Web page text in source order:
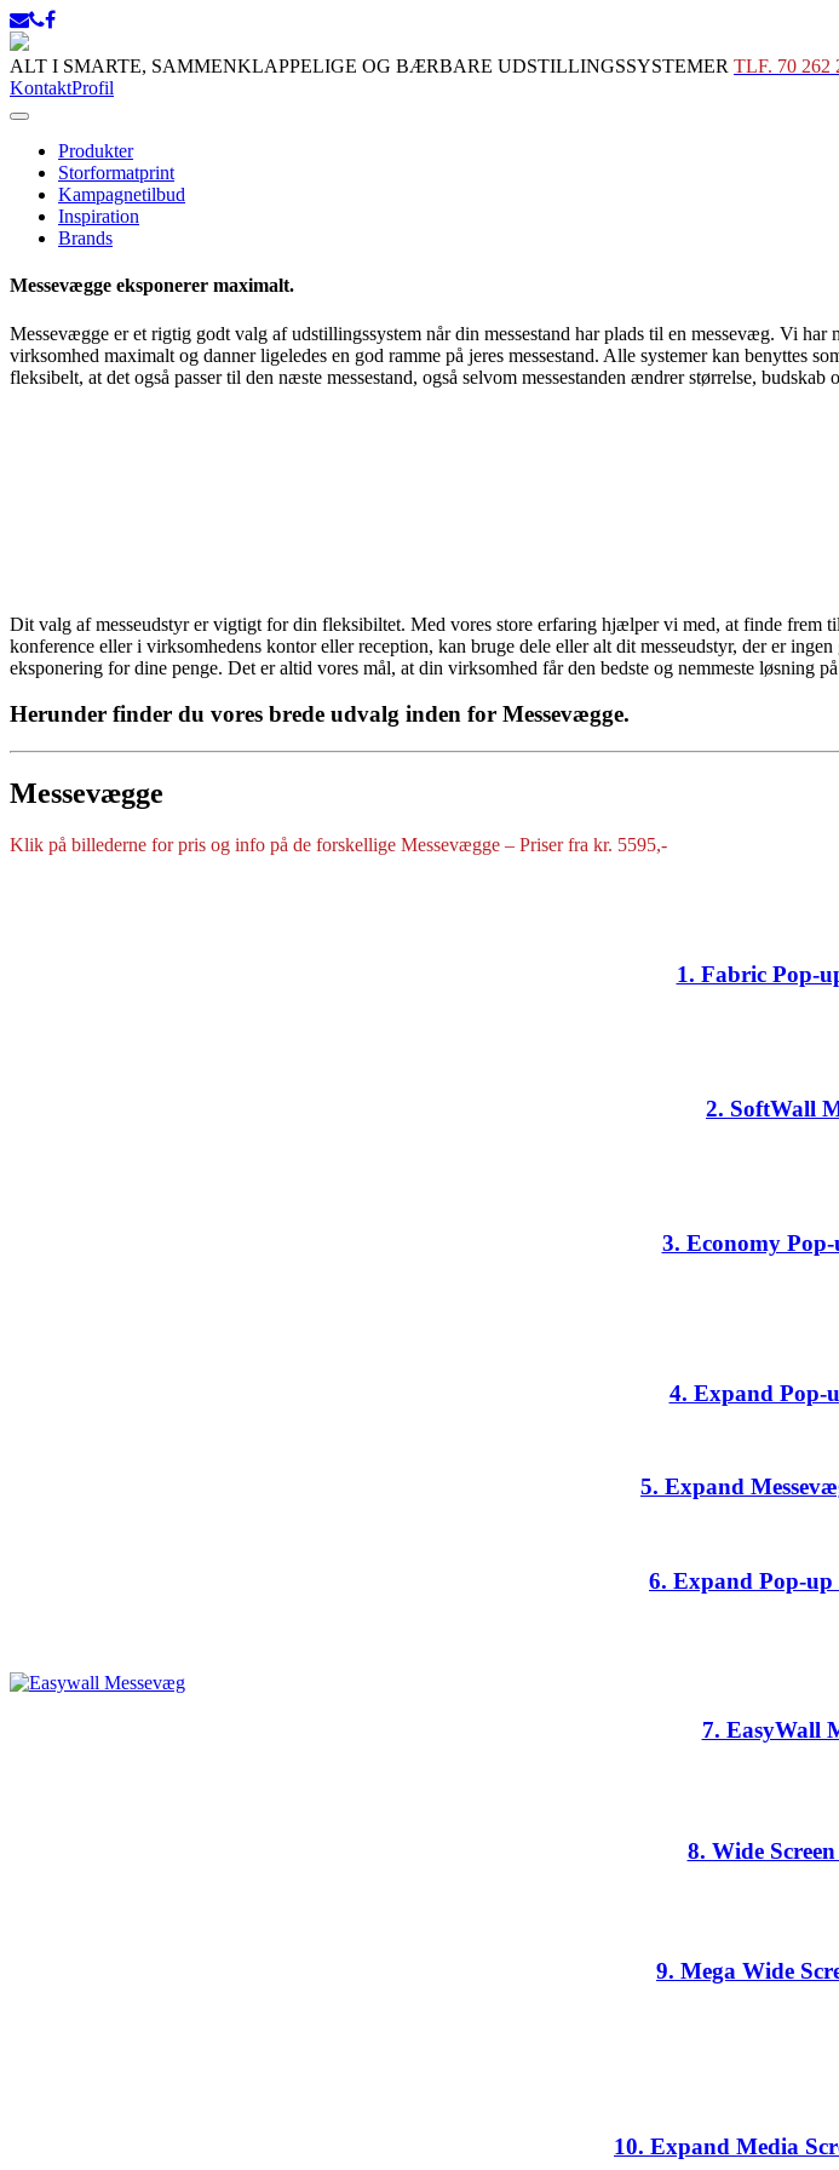
ALT I SMARTE, SAMMENKLAPPELIGE OG BÆRBARE UDSTILLINGSSYSTEMER TLF. 70 262
KontaktProfil
Produkter
Storformatprint
Kampagnetilbud
Inspiration
Brands
Messevægge eksponerer maximalt.
Messevægge er et rigtig godt valg af udstillingssystem når din messestand har plads til en messevæg. Vi
virksomhed maximalt og danner ligeledes en god ramme på jeres messestand. Alle systemer kan benyttes
fleksibelt, at det også passer til den næste messestand, også selvom messestanden ændrer størrelse,
Dit valg af messeudstyr er vigtigt for din fleksibiltet. Med vores store erfaring hjælper vi med, at finde frem
konference eller i virksomhedens kontor eller reception, kan bruge dele eller alt dit messeudstyr, der er
eksponering for dine penge. Det er altid vores mål, at din virksomhed får den bedste og nemmeste løsning
Herunder finder du vores brede udvalg inden for Messevægge.
Messevægge
Klik på billederne for pris og info på de forskellige Messevægge – Priser fra kr. 5595,-
1. Fabric Pop-
2. SoftWall
3. Economy
4. Expand Pop-
5. Expand
6. Expand Pop-up
7. EasyWall
8. Wide
9. Mega Wide
10. Expand Media